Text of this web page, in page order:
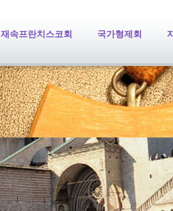
재속프란치스코회 국가형제회